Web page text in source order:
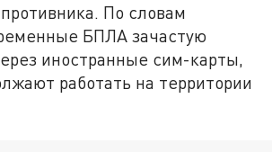
По словам
БПЛА зачастую
иностранные сим-карты,
работать на территории